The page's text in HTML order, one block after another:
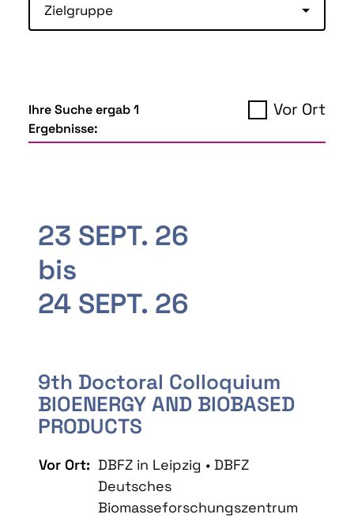
Zielgruppe
Ihre Suche ergab 1
Ergebnisse:
Vor Ort
23 SEPT. 26
bis
24 SEPT. 26
9th Doctoral Colloquium
BIOENERGY AND BIOBASED
PRODUCTS
Vor Ort: DBFZ in Leipzig • DBFZ
Deutsches
Biomasseforschungszentrum